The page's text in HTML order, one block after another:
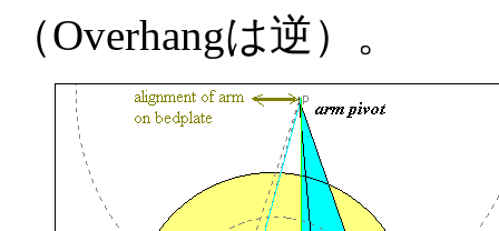
（Overhangは逆）。